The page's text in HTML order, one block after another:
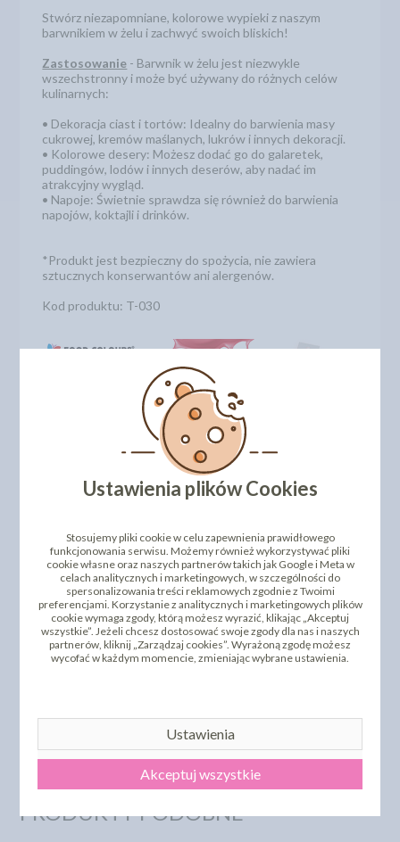
Stwórz niezapomniane, kolorowe wypieki z naszym
barwnikiem w żelu i zachwyć swoich bliskich!
Zastosowanie - Barwnik w żelu jest niezwykle
wszechstronny i może być używany do różnych celów
kulinarnych:
• Dekoracja ciast i tortów: Idealny do barwienia masy
cukrowej, kremów maślanych, lukrów i innych dekoracji.
• Kolorowe desery: Możesz dodać go do galaretek,
puddingów, lodów i innych deserów, aby nadać im
atrakcyjny wygląd.
• Napoje: Świetnie sprawdza się również do barwienia
napojów, koktajli i drinków.
*Produkt jest bezpieczny do spożycia, nie zawiera
sztucznych konserwantów ani alergenów.
Kod produktu: T-030
DODAJ SWOJĄ OPINIĘ
PRODUKTY PODOBNE
Ustawienia plików Cookies
Stosujemy pliki cookie w celu zapewnienia prawidłowego
funkcjonowania serwisu. Możemy również wykorzystywać pliki
cookie własne oraz naszych partnerów takich jak Google i Meta w
celach analitycznych i marketingowych, w szczególności do
spersonalizowania treści reklamowych zgodnie z Twoimi
preferencjami. Korzystanie z analitycznych i marketingowych plików
cookie wymaga zgody, którą możesz wyrazić, klikając „Akceptuj
wszystkie”. Jeżeli chcesz dostosować swoje zgody dla nas i naszych
partnerów, kliknij „Zarządzaj cookies”. Wyrażoną zgodę możesz
wycofać w każdym momencie, zmieniając wybrane ustawienia.
Ustawienia
Akceptuj wszystkie